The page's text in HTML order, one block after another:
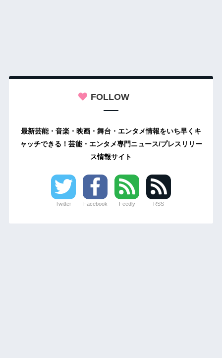
FOLLOW
最新芸能・音楽・映画・舞台・エンタメ情報をいち早くキ
ャッチできる！芸能・エンタメ専門ニュース/プレスリリー
ス情報サイト
Twitter Facebook Feedly RSS